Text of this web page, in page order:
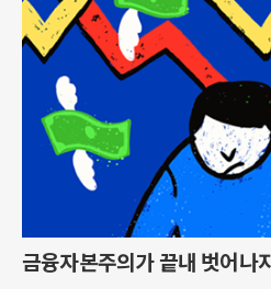
금융자본주의가 끝내 벗어나